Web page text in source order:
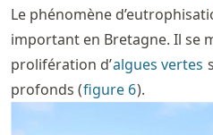
Le phénomène
important en Bretagne. Il se
prolifération d’algues vertes
profonds (figure 6).